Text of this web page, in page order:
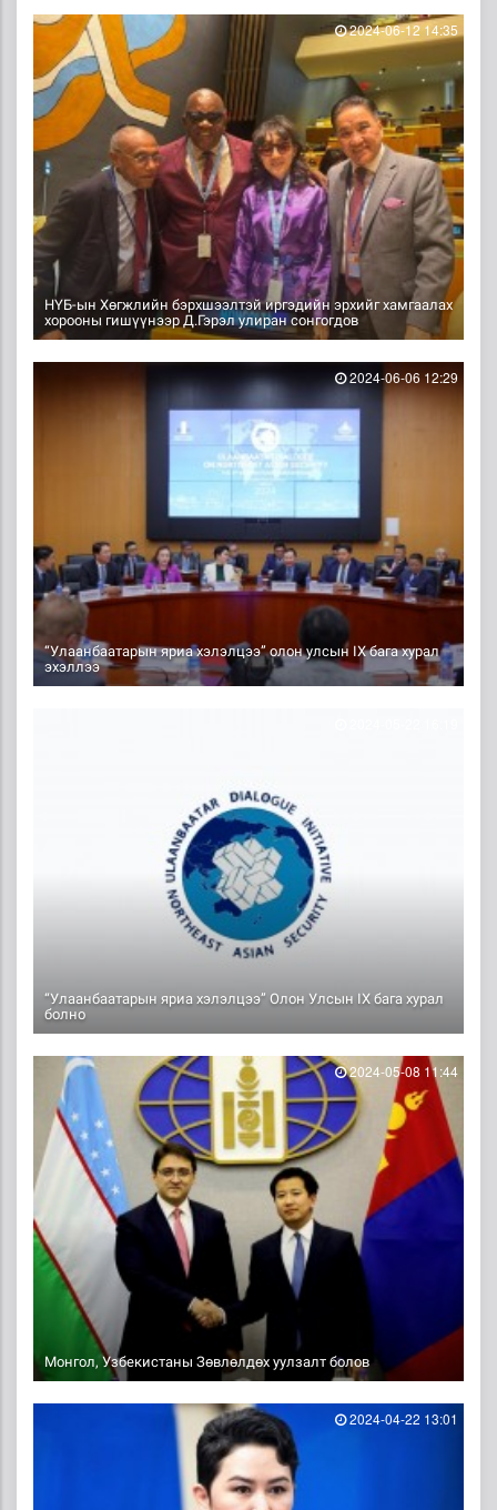
НҮБ-ын Хөгжлийн бэрхшээлтэй иргэдийн эрхийг хамгаалах
хорооны гишүүнээр Д.Гэрэл улиран сонгогдов
2024-06-12 14:35
“Улаанбаатарын яриа хэлэлцээ” олон улсын IX бага хурал
эхэллээ
2024-06-06 12:29
“Улаанбаатарын яриа хэлэлцээ” Олон Улсын IX бага хурал
болно
Монгол, Узбекистаны Зөвлөлдөх уулзалт болов
2024-05-08 11:44
2024-04-22 13:01